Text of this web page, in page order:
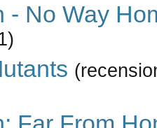
- No Way